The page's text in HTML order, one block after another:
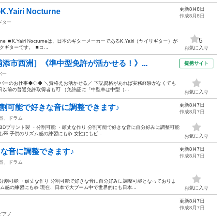
K.Yairi Nocturne
ター
⏹️K.Yairi Nocturneは、日本のギターメーカーであるK.Yairi（ヤイリギター）が
ギターです。 ⏹️コ...
更新8月8日
作成8月8日
5
お気に入り
添市西洲］《準中型免許が活かせる！》...
ー
のお仕事◆◇◆ ＼資格えお活かせる／ 下記資格があれば実務経験がなくても
前の普通免許取得者も可 （免許証に「中型車は中型（...
提携サイト
お気に入り
能で好きな音に調整できます♪
、ドラム
プリント製 ・分割可能 ・頑丈な作り 分割可能で好きな音に自分好みに調整可能
子供のリズム感の練習にも👍 女性にもピ...
更新8月7日
作成8月7日
お気に入り
音に調整できます♪
、ドラム
可能 ・頑丈な作り 分割可能で好きな音に自分好みに調整可能となっておりま
感の練習にも👍 現在、日本で大ブーム中で世界的にも日本...
更新8月7日
作成8月7日
お気に入り
アノ
更新8月7日
作成8月7日